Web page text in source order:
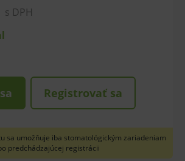
s DPH
Registrovať sa
sa umožňuje iba stomatológickým zariadeniam
predchádzajúcej registrácii